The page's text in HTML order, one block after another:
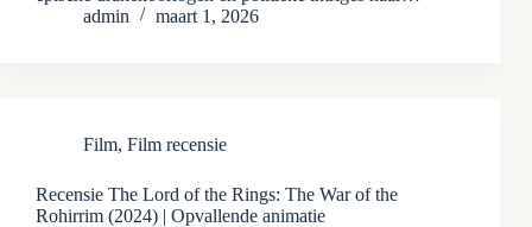
admin
maart 1, 2026
Film, Film recensie
Recensie The Lord of the Rings: The War of the
Rohirrim (2024) | Opvallende animatie